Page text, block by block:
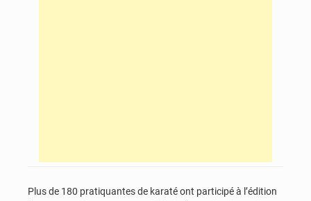
Plus de 180 pratiquantes de karaté ont participé à l’édition